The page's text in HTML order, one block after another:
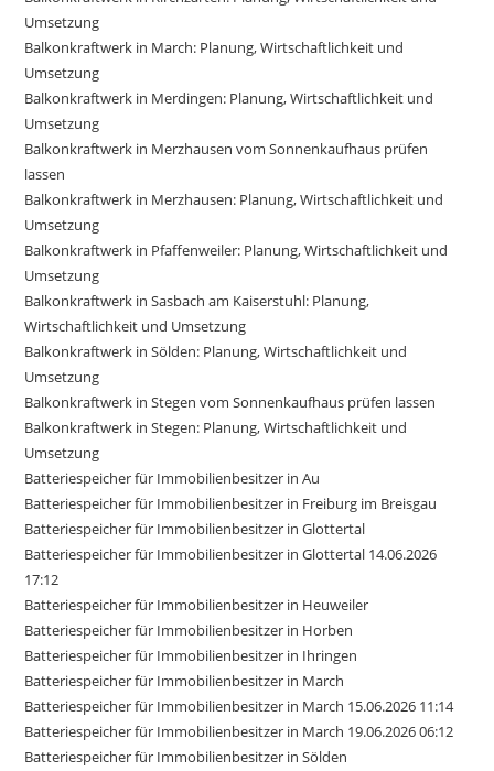
Umsetzung
Balkonkraftwerk in March: Planung, Wirtschaftlichkeit und
Umsetzung
Balkonkraftwerk in Merdingen: Planung, Wirtschaftlichkeit und
Umsetzung
Balkonkraftwerk in Merzhausen vom Sonnenkaufhaus prüfen
lassen
Balkonkraftwerk in Merzhausen: Planung, Wirtschaftlichkeit und
Umsetzung
Balkonkraftwerk in Pfaffenweiler: Planung, Wirtschaftlichkeit und
Umsetzung
Balkonkraftwerk in Sasbach am Kaiserstuhl: Planung,
Wirtschaftlichkeit und Umsetzung
Balkonkraftwerk in Sölden: Planung, Wirtschaftlichkeit und
Umsetzung
Balkonkraftwerk in Stegen vom Sonnenkaufhaus prüfen lassen
Balkonkraftwerk in Stegen: Planung, Wirtschaftlichkeit und
Umsetzung
Batteriespeicher für Immobilienbesitzer in Au
Batteriespeicher für Immobilienbesitzer in Freiburg im Breisgau
Batteriespeicher für Immobilienbesitzer in Glottertal
Batteriespeicher für Immobilienbesitzer in Glottertal 14.06.2026
17:12
Batteriespeicher für Immobilienbesitzer in Heuweiler
Batteriespeicher für Immobilienbesitzer in Horben
Batteriespeicher für Immobilienbesitzer in Ihringen
Batteriespeicher für Immobilienbesitzer in March
Batteriespeicher für Immobilienbesitzer in March 15.06.2026 11:14
Batteriespeicher für Immobilienbesitzer in March 19.06.2026 06:12
Batteriespeicher für Immobilienbesitzer in Sölden